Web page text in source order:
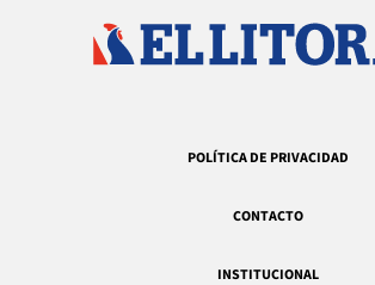
POLÍTICA DE PRIVACIDAD
CONTACTO
INSTITUCIONAL